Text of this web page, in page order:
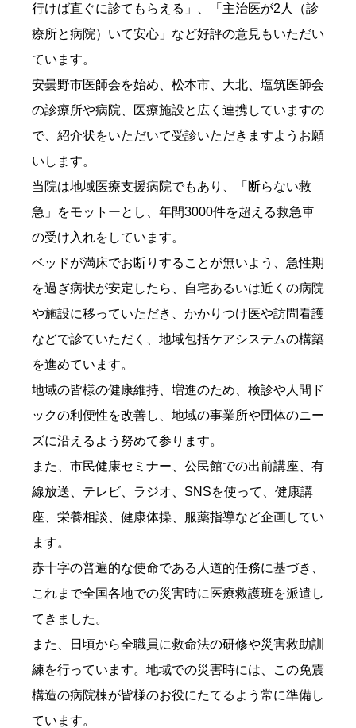
行けば直ぐに診てもらえる」、「主治医が2人（診
療所と病院）いて安心」など好評の意見もいただい
ています。
安曇野市医師会を始め、松本市、大北、塩筑医師会
の診療所や病院、医療施設と広く連携していますの
で、紹介状をいただいて受診いただきますようお願
いします。
当院は地域医療支援病院でもあり、「断らない救
急」をモットーとし、年間3000件を超える救急車
の受け入れをしています。
ベッドが満床でお断りすることが無いよう、急性期
を過ぎ病状が安定したら、自宅あるいは近くの病院
や施設に移っていただき、かかりつけ医や訪問看護
などで診ていただく、地域包括ケアシステムの構築
を進めています。
地域の皆様の健康維持、増進のため、検診や人間ド
ックの利便性を改善し、地域の事業所や団体のニー
ズに沿えるよう努めて参ります。
また、市民健康セミナー、公民館での出前講座、有
線放送、テレビ、ラジオ、SNSを使って、健康講
座、栄養相談、健康体操、服薬指導など企画してい
ます。
赤十字の普遍的な使命である人道的任務に基づき、
これまで全国各地での災害時に医療救護班を派遣し
てきました。
また、日頃から全職員に救命法の研修や災害救助訓
練を行っています。地域での災害時には、この免震
構造の病院棟が皆様のお役にたてるよう常に準備し
ています。